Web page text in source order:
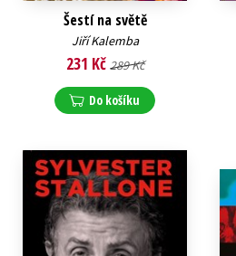
Šestí na světě
Jiří Kalemba
231 Kč 289 Kč
Do košíku